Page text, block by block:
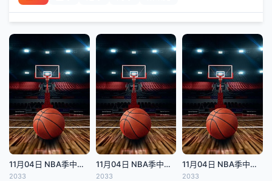
11月04日 NBA季中锦标赛 奇才vs热火
2033
11月04日 NBA季中锦标赛 篮网vs公牛
2033
11月04日 NBA季中锦标赛 独行侠vs掘金
2033